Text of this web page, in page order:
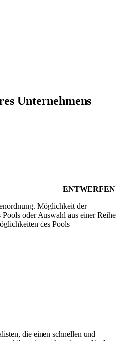
Unternehmens
ENTWERFEN
Möglichkeit der
oder Auswahl aus einer Reihe
des Pools
die einen schnellen und